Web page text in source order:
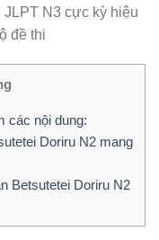
JLPT N3 cực kỳ hiệu
đề thi
các nội dung:
Doriru N2 mang
Betsutetei Doriru N2